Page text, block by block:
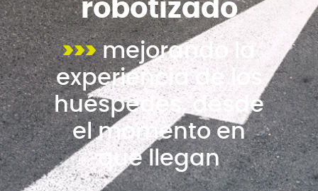
robotizado
>>>mejorando la
experiencia de los
huéspedes, desde
el momento en
que llegan